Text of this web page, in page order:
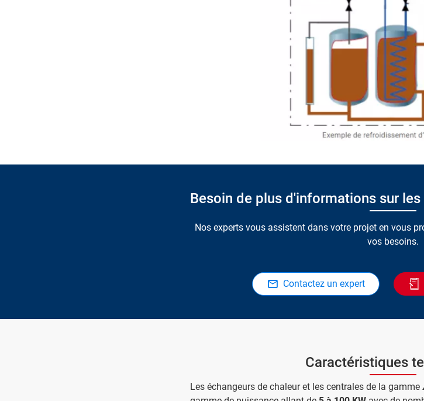
Besoin de plus d'informations sur
Nos experts vous assistent dans votre projet en vous
vos besoins.
Contactez un expert
Caractéristiques
Les échangeurs de chaleur et les centrales de la gamme